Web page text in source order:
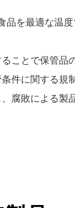
品を最適な温
ことで保管品
件に関する規
腐敗による製